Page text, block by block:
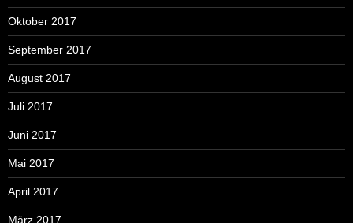
Oktober 2017
September 2017
August 2017
Juli 2017
Juni 2017
Mai 2017
April 2017
März 2017